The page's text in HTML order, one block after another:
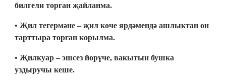
билгели торган җайланма.
• Җил тегермәне – җил көче ярдәмендә ашлыктан он
тарттыра торган корылма.
• Җилкуар – эшсез йөрүче, вакытын бушка
уздыручы кеше.